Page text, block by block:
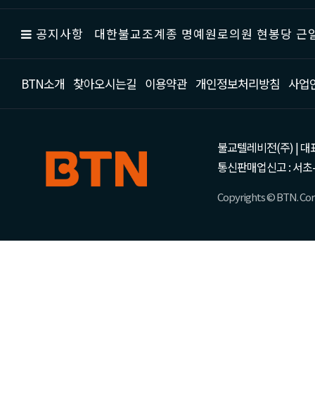
공지사항 대한불교조계종 명예원로의원 현봉당
BTN소개 찾아오시는길 이용약관 개인정보처리방침 사업
불교텔레비전(주) | 대
통신판매업신고 : 서
Copyrights © BTN.